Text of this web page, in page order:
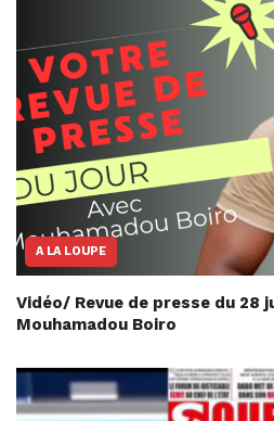
A LA LOUPE
Vidéo/ Revue de presse du 28
Mouhamadou Boiro